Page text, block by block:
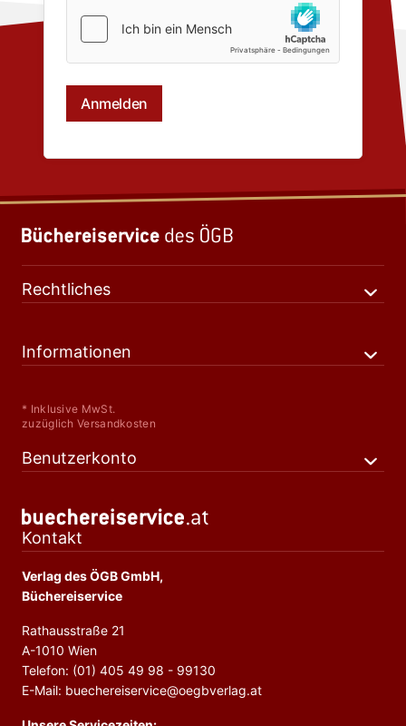
Rechtliches
Informationen
* Inklusive MwSt.
zuzüglich Versandkosten
Benutzerkonto
Kontakt
Verlag des ÖGB GmbH,
Büchereiservice
Rathausstraße 21
A-1010 Wien
Telefon: (01) 405 49 98 - 99130
E-Mail: buechereiservice@oegbverlag.at